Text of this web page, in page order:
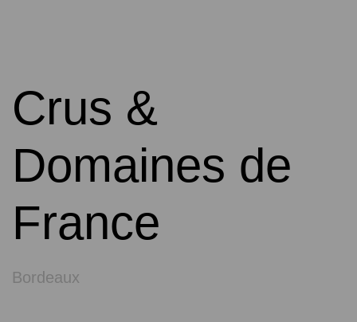
Crus &
Domaines de
France
Bordeaux